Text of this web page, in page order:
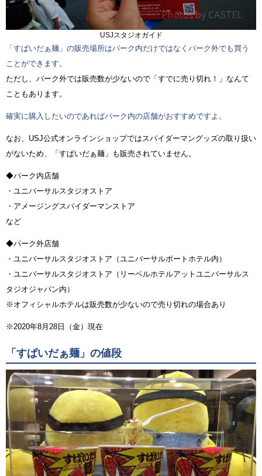
USJスタジオガイド
「すぱいだぁ麺」の販売場所はパーク内だけではなくパーク外でも買う
ことができます。
ただし、パーク外では販売数が少ないので「すでに売り切れ！」なんて
こともあります。
確実に購入したいのであればパーク内の店舗がおすすめですよ。
なお、USJ公式オンラインショップではスパイダーマングッズの取り扱い
がないため、「すぱいだぁ麺」も販売されていません。
◆パーク内店舗
・ユニバーサルスタジオストア
・アメージングスパイダーマンストア
など
◆パーク外店舗
・ユニバーサルスタジオストア（ユニバーサルポートホテル内）
・ユニバーサルスタジオストア（リーベルホテルアットユニバーサルス
タジオジャパン内）
※オフィシャルホテルは販売数が少ないので売り切れの場合あり
※2020年8月28日（金）現在
「すぱいだぁ麺」の値段